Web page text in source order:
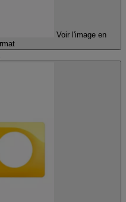
Voir l'image en